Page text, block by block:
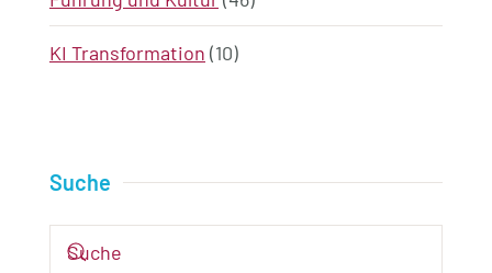
KI Transformation (10)
Suche